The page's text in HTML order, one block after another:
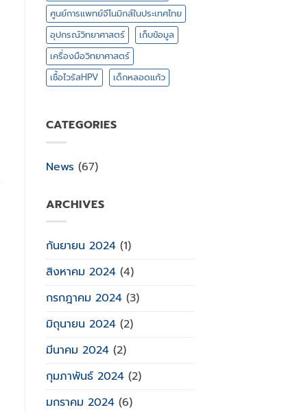
ศูนย์การแพทย์จีโนมิกส์ในประเทศไทย
อุปกรณ์วิทยาศาสตร์
เก็บข้อมูล
เครื่องมือวิทยาศาสตร์
เชื้อไวรัสHPV
เด็กหลอดแก้ว
CATEGORIES
News (67)
ARCHIVES
กันยายน 2024(1)
สิงหาคม 2024(4)
กรกฎาคม 2024(3)
มิถุนายน 2024(2)
มีนาคม 2024(2)
กุมภาพันธ์ 2024(2)
มกราคม 2024(6)